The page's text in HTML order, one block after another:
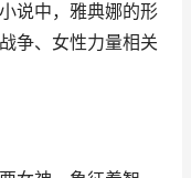
说中，雅典娜的形
争、女性力量相关